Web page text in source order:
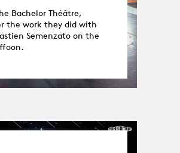
Bachelor Théâtre,
the work they did with
Semenzato on the